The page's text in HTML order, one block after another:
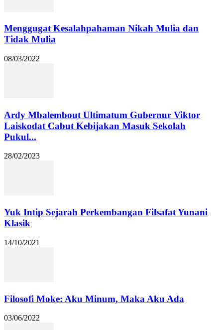
Menggugat Kesalahpahaman Nikah Mulia dan
Tidak Mulia
08/03/2022
Ardy Mbalembout Ultimatum Gubernur Viktor
Laiskodat Cabut Kebijakan Masuk Sekolah
Pukul...
28/02/2023
Yuk Intip Sejarah Perkembangan Filsafat Yunani
Klasik
14/10/2021
Filosofi Moke: Aku Minum, Maka Aku Ada
03/06/2022